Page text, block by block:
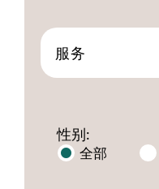
服务
性别:
全部